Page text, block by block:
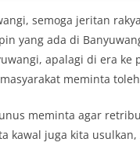
semoga jeritan
yang ada di
apalagi di era ke
meminta
meminta agar
kawal juga kita